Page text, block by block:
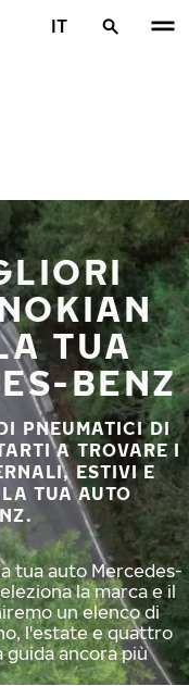
IT
TUA
BENZ
PNEUMATICI DI
A TROVARE I
ESTIVI E
TUA AUTO
tua auto Mercedes-
la marca e il
un elenco di
l'estate e quattro
ancora più